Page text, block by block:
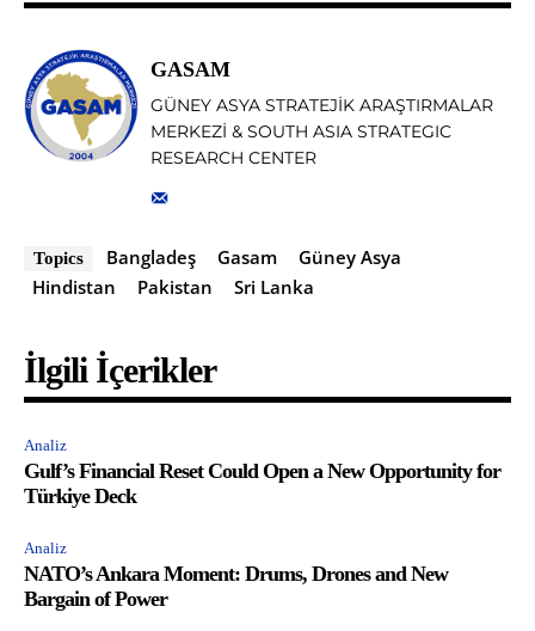
GASAM
GÜNEY ASYA STRATEJİK ARAŞTIRMALAR
MERKEZİ & SOUTH ASIA STRATEGIC
RESEARCH CENTER
Topics Bangladeş Gasam
Güney Asya
Hindistan
Pakistan Sri Lanka
İlgili İçerikler
Analiz
Gulf’s Financial Reset Could Open a New Opportunity for
Türkiye Deck
Analiz
NATO’s Ankara Moment: Drums, Drones and New
Bargain of Power